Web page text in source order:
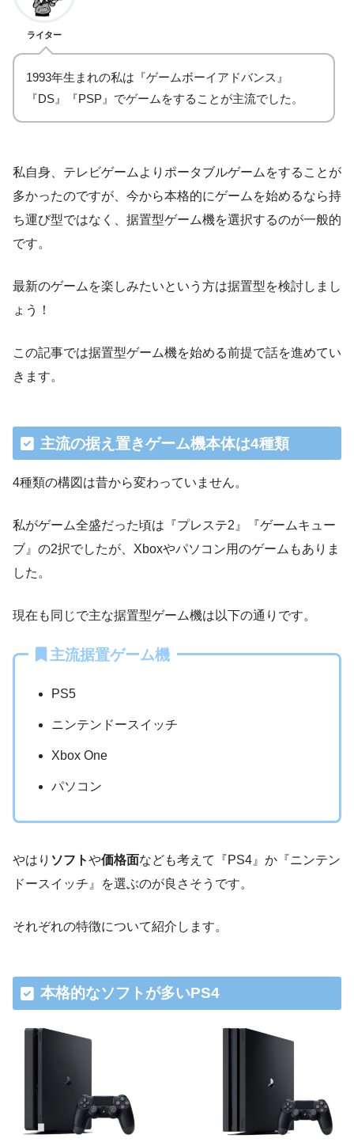
ライター
1993年生まれの私は『ゲームボーイアドバンス』
『DS』『PSP』でゲームをすることが主流でした。
私自身、テレビゲームよりポータブルゲームをすることが
多かったのですが、今から本格的にゲームを始めるなら持
ち運び型ではなく、据置型ゲーム機を選択するのが一般的
です。
最新のゲームを楽しみたいという方は据置型を検討しまし
ょう！
この記事では据置型ゲーム機を始める前提で話を進めてい
きます。
主流の据え置きゲーム機本体は4種類
4種類の構図は昔から変わっていません。
私がゲーム全盛だった頃は『プレステ2』『ゲームキュー
ブ』の2択でしたが、Xboxやパソコン用のゲームもありま
した。
現在も同じで主な据置型ゲーム機は以下の通りです。
主流据置ゲーム機
PS5
ニンテンドースイッチ
Xbox One
パソコン
やはり ソフトや価格面なども考えて『PS4』か『ニンテン
ドースイッチ』を選ぶのが良さそうです。
それぞれの特徴について紹介します。
本格的なソフトが多いPS4